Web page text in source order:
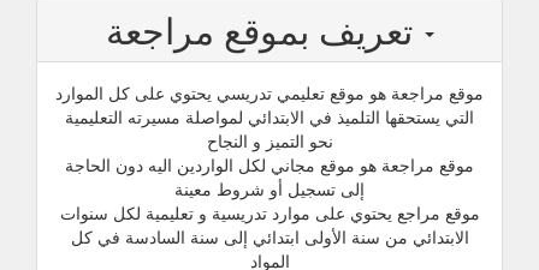
تعريف بموقع مراجعة
موقع مراجعة هو موقع تعليمي تدريسي يحتوي على كل الموارد
التي يستحقها التلميذ في الابتدائي لمواصلة مسيرته التعليمية
نحو التميز و النجاح
موقع مراجعة هو موقع مجاني لكل الواردين اليه دون الحاجة
إلى تسجيل أو شروط معينة
موقع مراجع يحتوي على موارد تدريسية و تعليمية لكل سنوات
الابتدائي من سنة الأولى ابتدائي إلى سنة السادسة في كل
المواد